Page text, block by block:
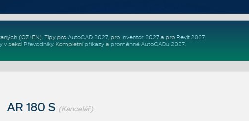
(CZ+EN). Tipy pro AutoCAD 2027, pro Inventor 2027a pro Revit 2027.
v sekci Převodníky. Kompletní příkazya proměnné AutoCADu 2027.
180 S (Kancelář)